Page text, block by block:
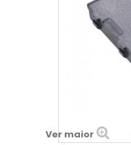
Ver maior